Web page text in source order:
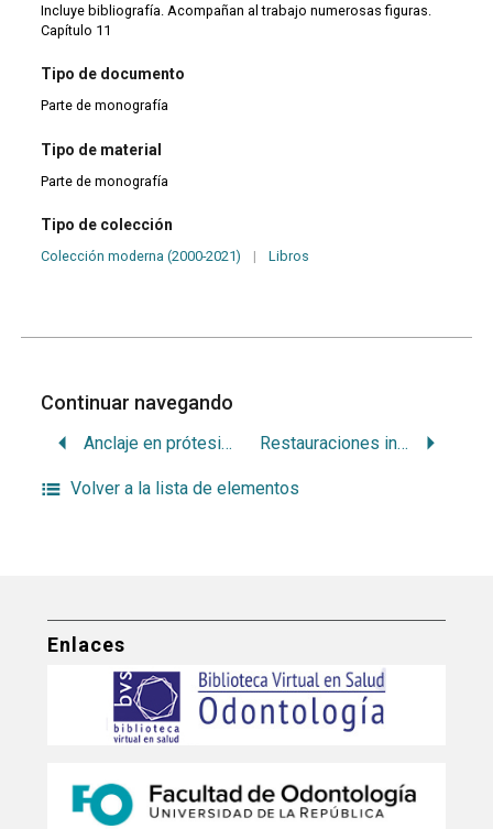
Incluye bibliografía. Acompañan al trabajo numerosas figuras.
Capítulo 11
Tipo de documento
Parte de monografía
Tipo de material
Parte de monografía
Tipo de colección
Colección moderna (2000-2021) | Libros
Continuar navegando
Anclaje en prótesis buco-maxilo-facial Restauraciones indirectas adheridas posteriores
Volver a la lista de elementos
Enlaces